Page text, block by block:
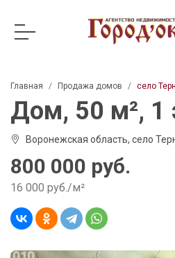
Главная Продажа домов село
Дом, 50 м², 1
Воронежская область, село
800 000 руб.
16 000 руб./м²